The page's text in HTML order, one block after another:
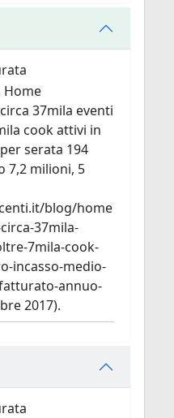
Home
37mila eventi
cook attivi in
serata 194
7,2 milioni, 5
blog/home
37mila-
7mila-cook-
incasso-medio-
annuo-
2017).